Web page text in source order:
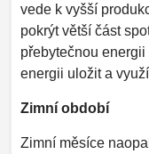
vede k vyšší
pokrýt větší část
přebytečnou
energii uložit a
Zimní období
Zimní měsíce